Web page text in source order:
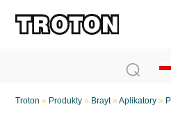
Troton » Produkty » Brayt»Aplikatory »